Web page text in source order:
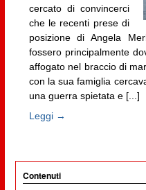
cercato di convincerci
che le recenti prese di
posizione di Angela
fossero principalmente
affogato nel braccio di
con la sua famiglia
una guerra spietata e [...]
Leggi →
Contenuti